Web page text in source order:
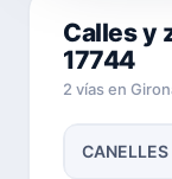
Calles y
17744
2 vías en
CANELLES